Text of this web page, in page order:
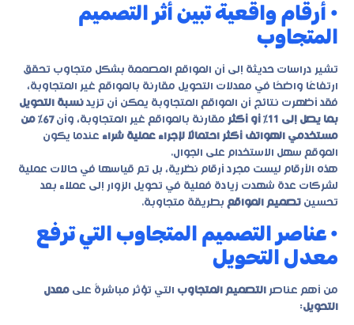
• أرقام واقعية تبين أثر التصميم
المتجاوب
تشير دراسات حديثة إلى أن المواقع المصممة بشكل متجاوب تحقق
ارتفاعًا واضحًا في معدلات التحويل مقارنة بالمواقع غير المتجاوبة،
فقد أظهرت نتائج أن المواقع المتجاوبة يمكن أن تزيد نسبة التحويل
بما يصل إلى 11% أو أكثر
مقارنة بالمواقع غير المتجاوبة، وأن
67% من
مستخدمي الهواتف أكثر احتمالًا لإجراء عملية شراء عندما يكون
الموقع سهل الاستخدام على الجوال.
هذه الأرقام ليست مجرد أرقام نظرية، بل تم قياسها في حالات عملية
لشركات عدة شهدت زيادة فعلية في تحويل الزوار إلى عملاء بعد
تحسين تصميم المواقع بطريقة متجاوبة.
• عناصر التصميم المتجاوب التي ترفع
معدل التحويل
من أهم عناصر التصميم المتجاوب التي تؤثر مباشرةً على معدل
التحويل: